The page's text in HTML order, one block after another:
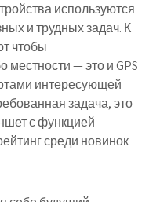
используются
и трудных задач. К
чтобы
местности — это и GPS
интересующей
задача, это
с функцией
среди новинок